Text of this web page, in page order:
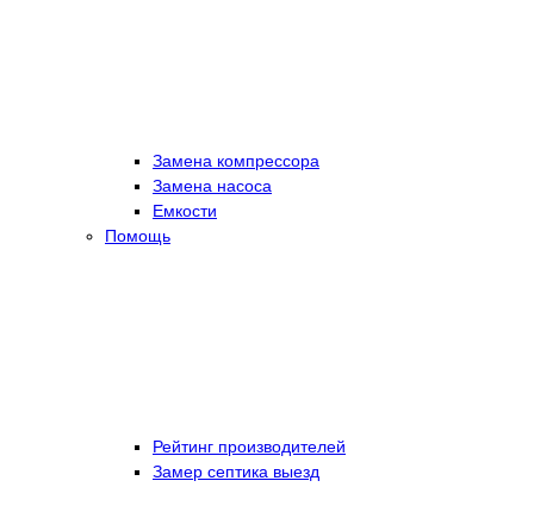
Замена компрессора
Замена насоса
Емкости
Помощь
Рейтинг производителей
Замер септика выезд